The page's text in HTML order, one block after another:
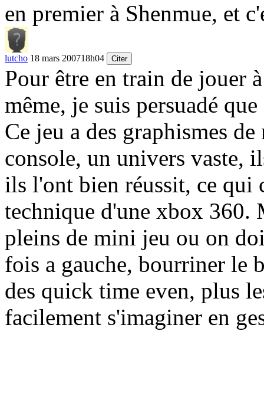
en premier à Shenmue, et
lutcho 18 mars 200718h04 Citer
Pour être en train de jouer
même, je suis persuadé
Ce jeu a des graphismes
console, un univers vaste,
ils l'ont bien réussit, ce qui
technique d'une xbox 360.
pleins de mini jeu ou on
fois a gauche, bourriner le
des quick time even, plus
facilement s'imaginer en